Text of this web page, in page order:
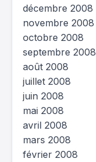
décembre 2008
novembre 2008
octobre 2008
septembre 2008
août 2008
juillet 2008
juin 2008
mai 2008
avril 2008
mars 2008
février 2008